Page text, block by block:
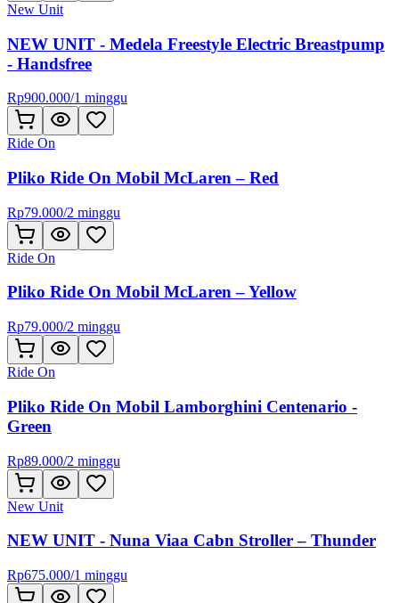
New Unit
NEW UNIT - Medela Freestyle Electric Breastpump
- Handsfree
Rp900.000/1 minggu
Ride On
Pliko Ride On Mobil McLaren – Red
Rp79.000/2 minggu
Ride On
Pliko Ride On Mobil McLaren – Yellow
Rp79.000/2 minggu
Ride On
Pliko Ride On Mobil Lamborghini Centenario -
Green
Rp89.000/2 minggu
New Unit
NEW UNIT - Nuna Viaa Cabn Stroller – Thunder
Rp675.000/1 minggu